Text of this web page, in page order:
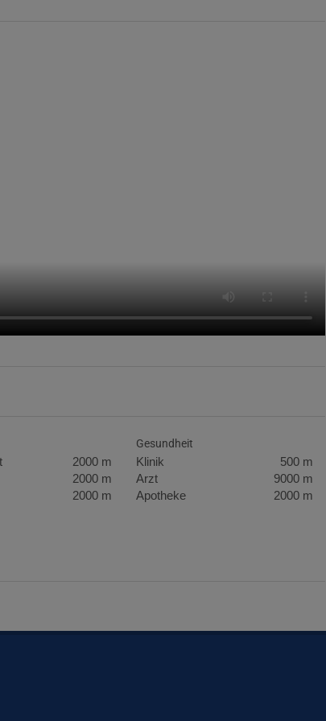
2000 m
2000 m
2000 m
Gesundheit
Klinik
500 m
Arzt
9000 m
Apotheke
2000 m